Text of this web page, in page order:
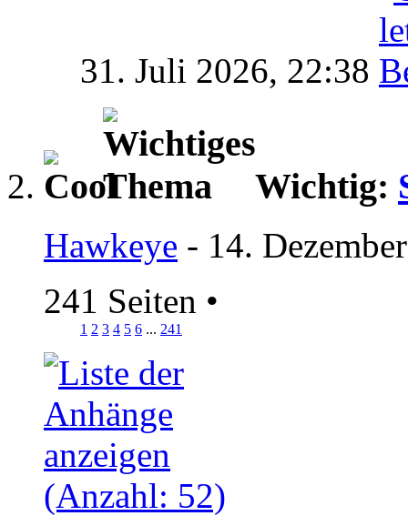
31. Juli 2026, 22:38
Wichtig:
Hawkeye - 14.
241 Seiten •
1 2 3 4 5 6 ... 241